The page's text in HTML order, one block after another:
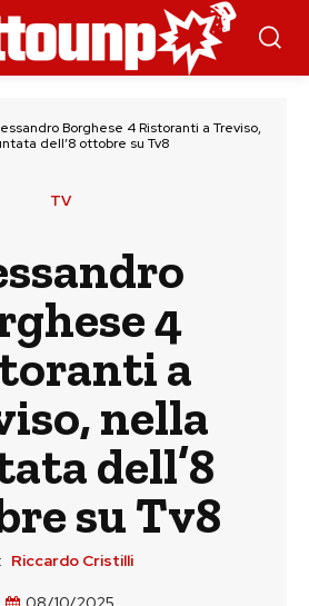
Borghese 4 Ristoranti a Treviso,
dell’8 ottobre su Tv8
TV
4
a
nella
dell’8
su Tv8
Riccardo Cristilli